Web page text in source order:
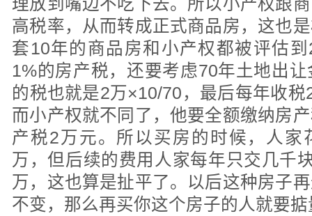
理放到嘴边不吃下去。所以小产权跟
高税率，从而转成正式商品房，这也
套10年的商品房和小产权都被评估
1%的房产税，还要考虑70年土地出
的税也就是2万×10/70，最后每年收
而小产权就不同了，他要全额缴纳房
产税2万元。所以买房的时候，人家
万，但后续的费用人家每年只交几千
万，这也算是扯平了。以后这种房子
不变，那么再买你这个房子的人就要